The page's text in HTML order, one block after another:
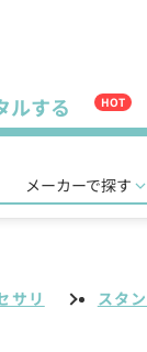
ルする HOT
メーカーで探す
サリ スタ